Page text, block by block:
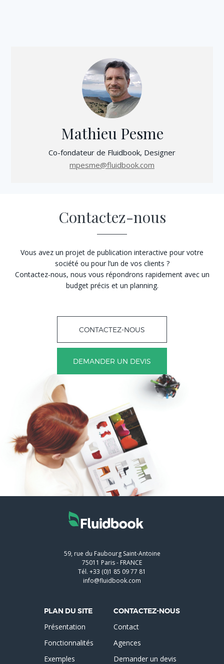
Mathieu Pesme
Co-fondateur de Fluidbook, Designer
mpesme@fluidbook.com
Contactez-nous
Vous avez un projet de publication interactive pour votre
société ou pour l’un de vos clients ?
Contactez-nous, nous vous répondrons rapidement avec un
budget précis et un planning.
CONTACTEZ-NOUS
DEMANDER UN DEVIS
59, rue du Faubourg Saint-Antoine
75011 Paris- FRANCE
Tél. +33 (0)1 85 09 77 81
info@fluidbook.com
PLAN DU SITE
Présentation
Fonctionnalités
Exemples
CONTACTEZ-NOUS
Contact
Agences
Demander un devis